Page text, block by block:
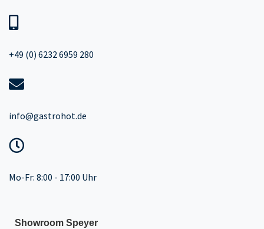
+49 (0) 6232 6959 280
info@gastrohot.de
Mo-Fr: 8:00 - 17:00 Uhr
Showroom Speyer